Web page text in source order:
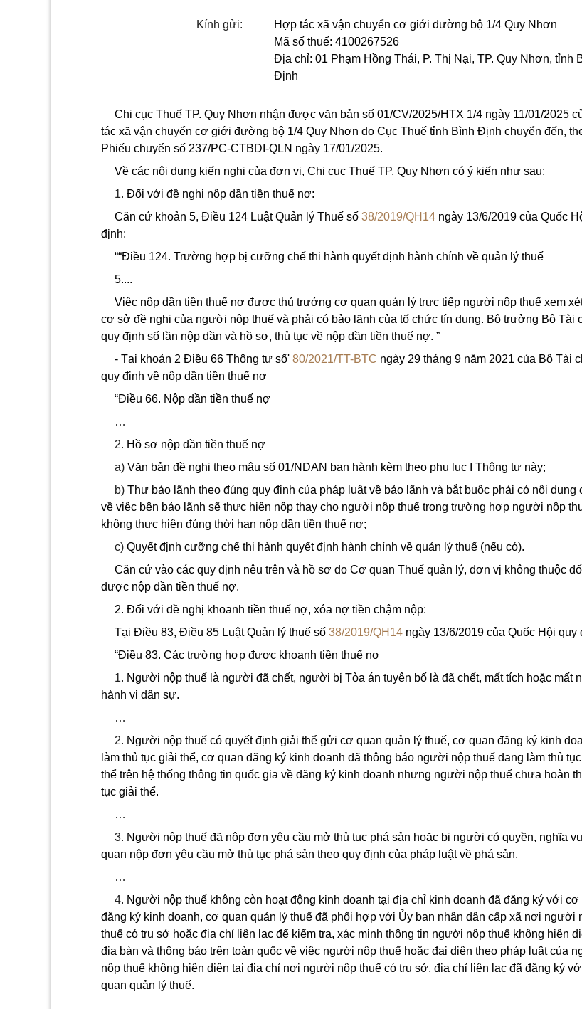
Kính gửi:
Hợp tác xã vận chuyển cơ giới đường bộ 1/4 Quy Nhơn
Mã số thuế: 4100267526
Địa chỉ: 01 Phạm Hồng Thái, P. Thị Nại, TP. Quy Nhơn, tỉnh
Định
Chi cục Thuế TP. Quy Nhơn nhận được văn bản số 01/CV/2025/HTX 1/4 ngày 11/01/2025
tác xã vận chuyển cơ giới đường bộ 1/4 Quy Nhơn do Cục Thuế tỉnh Bình Định chuyển đến,
Phiếu chuyển số 237/PC-CTBDI-QLN ngày 17/01/2025.
Về các nội dung kiến nghị của đơn vị, Chi cục Thuế TP. Quy Nhơn có ý kiến như sau:
1. Đối với đề nghị nộp dần tiền thuế nợ:
Căn cứ khoản 5, Điều 124 Luật Quản lý Thuế số 38/2019/QH14ngày 13/6/2019 của Quốc
định:
““Điều 124. Trường hợp bị cưỡng chế thi hành quyết định hành chính về quản lý thuế
5....
Việc nộp dần tiền thuế nợ được thủ trưởng cơ quan quản lý trực tiếp người nộp thuế xem
cơ sở đề nghị của người nộp thuế và phải có bảo lãnh của tố chức tín dụng. Bộ trưởng Bộ Tài
quy định số lần nộp dần và hồ sơ, thủ tục về nộp dần tiền thuế nợ. ”
- Tại khoản 2 Điều 66 Thông tư số' 80/2021/TT-BTC ngày 29 tháng 9 năm 2021 của Bộ Tài
quy định về nộp dần tiền thuế nợ
“Điều 66. Nộp dần tiền thuế nợ
…
2. Hồ sơ nộp dần tiền thuế nợ
a) Văn bản đề nghị theo mâu số 01/NDAN ban hành kèm theo phụ lục I Thông tư này;
b) Thư bảo lãnh theo đúng quy định của pháp luật về bảo lãnh và bắt buộc phải có nội dung
về việc bên bảo lãnh sẽ thực hiện nộp thay cho người nộp thuế trong trường hợp người nộp
không thực hiện đúng thời hạn nộp dần tiền thuế nợ;
c) Quyết định cưỡng chế thi hành quyết định hành chính về quản lý thuế (nếu có).
Căn cứ vào các quy định nêu trên và hồ sơ do Cơ quan Thuế quản lý, đơn vị không thuộc
được nộp dần tiền thuế nợ.
2. Đối với đề nghị khoanh tiền thuế nợ, xóa nợ tiền chậm nộp:
Tại Điều 83, Điều 85 Luật Quản lý thuế số 38/2019/QH14ngày 13/6/2019 của Quốc Hội quy
“Điều 83. Các trường hợp được khoanh tiền thuế nợ
1. Người nộp thuế là người đã chết, người bị Tòa án tuyên bố là đã chết, mất tích hoặc mất
hành vi dân sự.
…
2. Người nộp thuế có quyết định giải thể gửi cơ quan quản lý thuế, cơ quan đăng ký kinh
làm thủ tục giải thể, cơ quan đăng ký kinh doanh đã thông báo người nộp thuế đang làm thủ
thể trên hệ thống thông tin quốc gia về đăng ký kinh doanh nhưng người nộp thuế chưa hoàn
tục giải thể.
…
3. Người nộp thuế đã nộp đơn yêu cầu mở thủ tục phá sản hoặc bị người có quyền, nghĩa
quan nộp đơn yêu cầu mở thủ tục phá sản theo quy định của pháp luật về phá sản.
…
4. Người nộp thuế không còn hoạt động kinh doanh tại địa chỉ kinh doanh đã đăng ký với cơ
đăng ký kinh doanh, cơ quan quản lý thuế đã phối hợp với Ủy ban nhân dân cấp xã nơi người
thuế có trụ sở hoặc địa chỉ liên lạc để kiểm tra, xác minh thông tin người nộp thuế không hiện
địa bàn và thông báo trên toàn quốc về việc người nộp thuế hoặc đại diện theo pháp luật của
nộp thuế không hiện diện tại địa chỉ nơi người nộp thuế có trụ sở, địa chỉ liên lạc đã đăng ký
quan quản lý thuế.